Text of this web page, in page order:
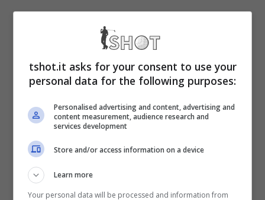
Nel corso della trasmissione in onda su
, sono stati affrontanti gli argomenti
relativi ai prossimi acquisti da parte della
Juventus che in questa fase è la regina del
calciomercato.
Dopo Douglas Luiz e Thuram, l’obiettivo di
Giuntoli è quello di completare il
centrocampo con l’acquisto Koopmeiners
tshot.it asks for your consent to use your
personal data for the following purposes:
Personalised advertising and content, advertising and
content measurement, audience research and
services development
Store and/or access information on a device
Learn more
Your personal data will be processed and information from